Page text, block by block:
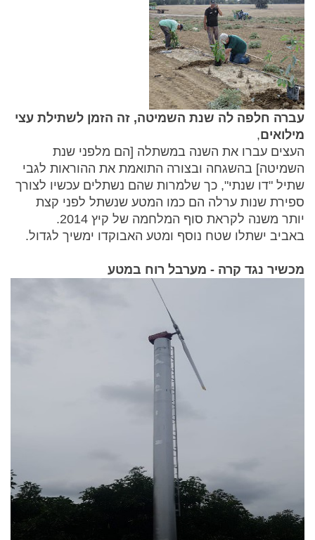
עברה חלפה לה שנת השמיטה, זה הזמן לשתילת עצי
מילואים,
העצים עברו את השנה במשתלה [הם מלפני שנת
השמיטה] בהשגחה ובצורה התואמת את ההוראות לגבי
שתיל "דו שנתי", כך שלמרות שהם נשתלים עכשיו לצורך
ספירת שנות ערלה הם כמו המטע שנשתל לפני קצת
יותר משנה לקראת סוף המלחמה של קיץ 2014.
באביב ישתלו שטח נוסף ומטע האבוקדו ימשיך לגדול.
מכשיר נגד קרה - מערבל רוח במטע